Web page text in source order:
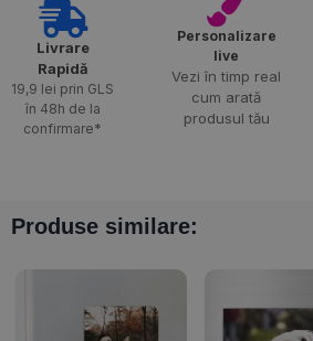
Livrare
Rapidă​
19,9 lei prin GLS
în 48h de la
confirmare*
Personalizare
live
Vezi în timp real
cum arată
produsul tău
Produse similare: